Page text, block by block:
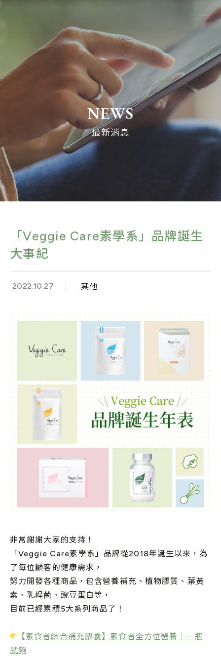
關於我們
系列商品
最新消息
植生活分享
購物說明
NEWS
最新消息
「Veggie Care素學系」品牌誕生
大事紀
2022.10.27 其他
非常謝謝大家的支持！
「Veggie Care素學系」品牌從2018年誕生以來，為
了每位顧客的健康需求，
努力開發各種商品，包含營養補充、植物膠質、葉黃
素、乳桿菌、豌豆蛋白等，
目前已經累積5大系列商品了！
【素食者綜合補充膠囊】素食者全方位營養｜一瓶
就夠